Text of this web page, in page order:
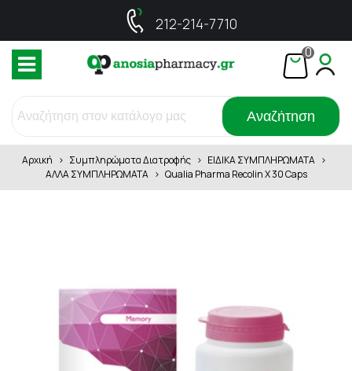
212-214-7710
0
Αναζήτηση
Αρχική > Συμπληρώματα Διατροφής > ΕΙΔΙΚΑ ΣΥΜΠΛΗΡΩΜΑΤΑ >
ΑΛΛΑ ΣΥΜΠΛΗΡΩΜΑΤΑ > Qualia Pharma Recolin X 30 Caps